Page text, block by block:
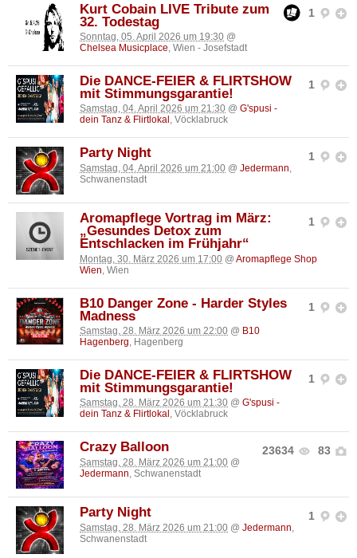
1
Kurt Cobain LIVE Tribute zum
32. Todestag
Sonntag, 05. April 2026 um 19:30 @
Chelsea Musicplace, Wien - Josefstadt
1
Die DANCE-FEIER & FLIRTSHOW
mit Stimmungsgarantie!
Samstag, 04. April 2026 um 21:30 @ G'spusi -
dein Tanz & Flirtlokal , Vöcklabruck
1
Party Night
Samstag, 04. April 2026 um 21:00 @ Jedermann
Schwanenstadt
1
Aromapflege Vortrag im März:
„Gesundes Detox zum
Entschlacken im Frühjahr“
Montag, 30. März 2026 um 17:00 @ Aromapflege Shop
Wien , Wien
1
B10 Danger Zone - Harder Styles
Madness
Samstag, 28. März 2026 um 22:00 @ B10
Hagenberg, Hagenberg
1
Die DANCE-FEIER & FLIRTSHOW
mit Stimmungsgarantie!
Samstag, 28. März 2026 um 21:30 @ G'spusi -
dein Tanz & Flirtlokal , Vöcklabruck
23634 83
Crazy Balloon
Samstag, 28. März 2026 um 21:00 @
Jedermann , Schwanenstadt
1
Party Night
Samstag, 28. März 2026 um 21:00 @ Jedermann
Schwanenstadt